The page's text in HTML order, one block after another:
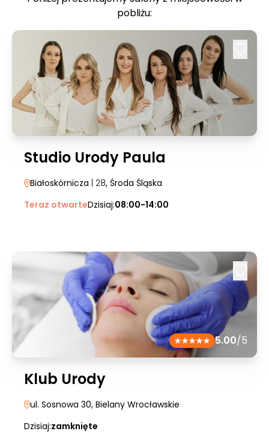
pobliżu:
Studio Urody Paula
Białoskórnicza | 28, Środa Śląska
Teraz otwarteDzisiaj:08:00-14:00
5.00/5
Klub Urody
ul. Sosnowa 30, Bielany Wrocławskie
Dzisiaj:zamknięte